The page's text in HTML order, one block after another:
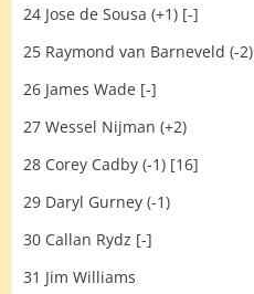
24 Jose de Sousa (+1) [-]
25 Raymond van Barneveld (-2)
26 James Wade [-]
27 Wessel Nijman (+2)
28 Corey Cadby (-1) [16]
29 Daryl Gurney (-1)
30 Callan Rydz [-]
31 Jim Williams